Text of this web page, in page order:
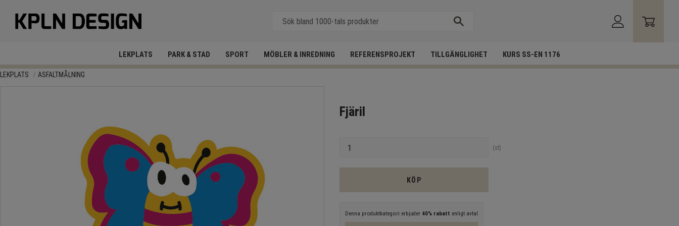
LEKPLATS PARK & STAD SPORT MÖBLER & INREDNING REFERENSPROJEKT TILLGÄNGLIGHET KURS SS-EN 1176
LEKPLATS ASFALTMÅLNING
Fjäril
st
KÖP
Denna produktkategori erbjuder 40% rabatt enligt avtal